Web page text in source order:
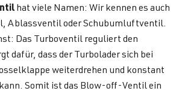
hat viele Namen: Wir kennen es auch
Ablassventil oder Schubumluftventil.
Das Turboventil reguliert den
dafür, dass der Turbolader sich bei
weiterdrehen und konstant
Somit ist das Blow-off-Ventil ein